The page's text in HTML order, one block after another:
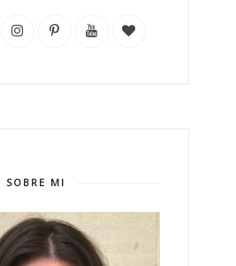
SOBRE MI